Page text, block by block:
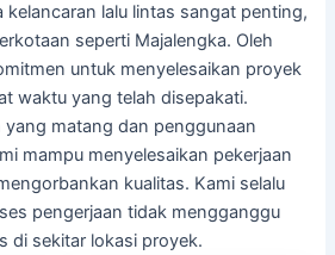
kelancaran lalu lintas sangat penting,
seperti Majalengka. Oleh
untuk menyelesaikan proyek
waktu yang telah disepakati.
yang matang dan penggunaan
mampu menyelesaikan pekerjaan
kualitas. Kami selalu
pengerjaan tidak mengganggu
di sekitar lokasi proyek.